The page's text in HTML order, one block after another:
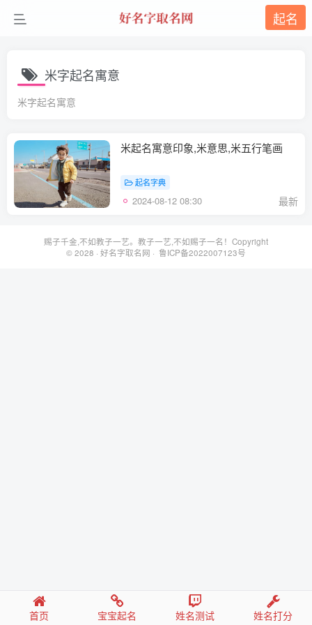
起名
米字起名寓意
米字起名寓意
米起名寓意印象,米意思,米五行笔画
起名字典
2024-08-12 08:30 最新
赐子千金,不如教子一艺。教子一艺,不如赐子一名！Copyright
© 2028 · 好名字取名网 · 鲁ICP备2022007123号
首页 宝宝起名 姓名测试 姓名打分